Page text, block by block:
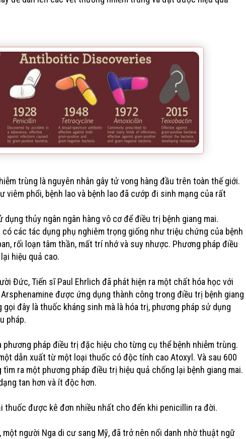
trùng là nguyên nhân gây tử vong hàng đầu trên toàn thế giới.
viêm phổi, bệnh lao và bệnh lao đã cướp đi sinh mạng của rất
dụng thủy ngân ngân hàng vô cơ để điều trị bệnh giang mai.
các tác dụng phụ nghiêm trọng giống như triệu chứng của bệnh
rối loạn tâm thần, mất trí nhớ và suy nhược. Phương pháp điều
hiệu quả cao.
Đức, Tiến sĩ Paul Ehrlich đã phát hiện ra một chất hóa học với
được ứng dụng thành công trong điều trị bệnh giang
gọi đây là thuốc kháng sinh mà là hóa trị, phương pháp sử dụng
pháp.
phương pháp điều trị đặc hiệu cho từng cụ thể bệnh nhiễm trùng.
dẫn xuất từ một loại thuốc có độc tính cao Atoxyl. Và sau 600
tìm ra một phương pháp điều trị hiệu quả chống lại bệnh giang mai.
tan hơn và ít độc hơn.
thuốc được kê đơn nhiều nhất cho đến khi penicillin ra đời.
một người Nga di cư sang Mỹ, đã trở nên nổi danh nhờ thuật ngữ